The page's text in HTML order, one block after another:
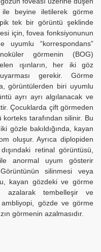
ile beyine iletilerek görme
tek bir görüntü şeklinde
için, fovea fonksiyonunun
“korrespondans”
görmenin (BOG)
ışınların, her iki göz
gerekir. Görme
görüntülerden biri uyumlu
ayrı ayrı algılanacak ve
Çocuklarda çift görmeden
tarafından silinir. Bu
gözle bakıldığında, kayan
oluşur. Ayrıca diplopiden
retinal görüntüsü,
anormal uyum gösterir
silinmesi veya
kayan gözdeki ve görme
azalarak tembelleşir ve
gözde ve görme
görmenin azalmasıdır.